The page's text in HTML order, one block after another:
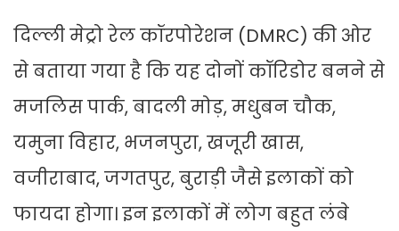
दिल्ली मेट्रो रेल कॉरपोरेशन (DMRC) की ओर
से बताया गया है कि यह दोनों कॉरिडोर बनने से
मजलिस पार्क, बादली मोड़, मधुबन चौक,
यमुना विहार, भजनपुरा, खजूरी खास,
वजीराबाद, जगतपुर, बुराड़ी जैसे इलाकों को
फायदा होगा। इन इलाकों में लोग बहुत लंबे